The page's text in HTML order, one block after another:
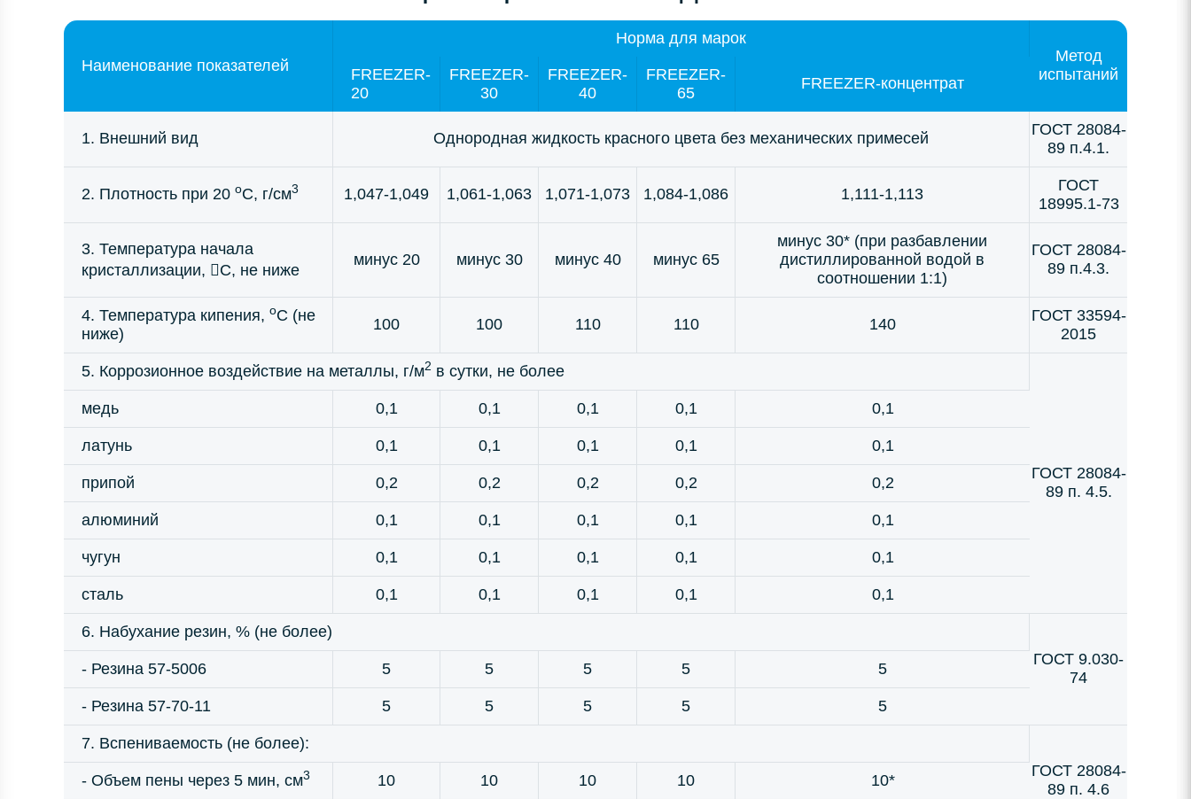
Наименование показателей
Норма для марок
Метод
испытаний
FREEZER-
20
FREEZER-
30
FREEZER-
40
FREEZER-
65
FREEZER-концентрат
1. Внешний вид Однородная жидкость красного цвета без механических примесей
ГОСТ 28084-
89 п.4.1.
2. Плотность при 20 oC, г/см3 1,047-1,049 1,061-1,063 1,071-1,073 1,084-1,086 1,111-1,113
ГОСТ
18995.1-73
3. Температура начала
кристаллизации, С, не ниже
минус 20 минус 30 минус 40 минус 65
минус 30* (при разбавлении
дистиллированной водой в
соотношении 1:1)
ГОСТ 28084-
89 п.4.3.
4. Температура кипения, oC (не
ниже)
100 100 110 110 140
ГОСТ 33594-
2015
5. Коррозионное воздействие на металлы, г/м2 в сутки, не более
ГОСТ 28084-
89 п. 4.5.
медь 0,1 0,1 0,1 0,1 0,1
латунь 0,1 0,1 0,1 0,1 0,1
припой 0,2 0,2 0,2 0,2 0,2
алюминий 0,1 0,1 0,1 0,1 0,1
чугун 0,1 0,1 0,1 0,1 0,1
сталь 0,1 0,1 0,1 0,1 0,1
6. Набухание резин, % (не более)
ГОСТ 9.030-
74
- Резина 57-5006 5 5 5 5 5
- Резина 57-70-11 5 5 5 5 5
7. Вспениваемость (не более):
ГОСТ 28084-
89 п. 4.6
- Объем пены через 5 мин, см3 10 10 10 10 10*